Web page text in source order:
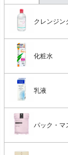
クレンジン
化粧水
乳液
パック・マ